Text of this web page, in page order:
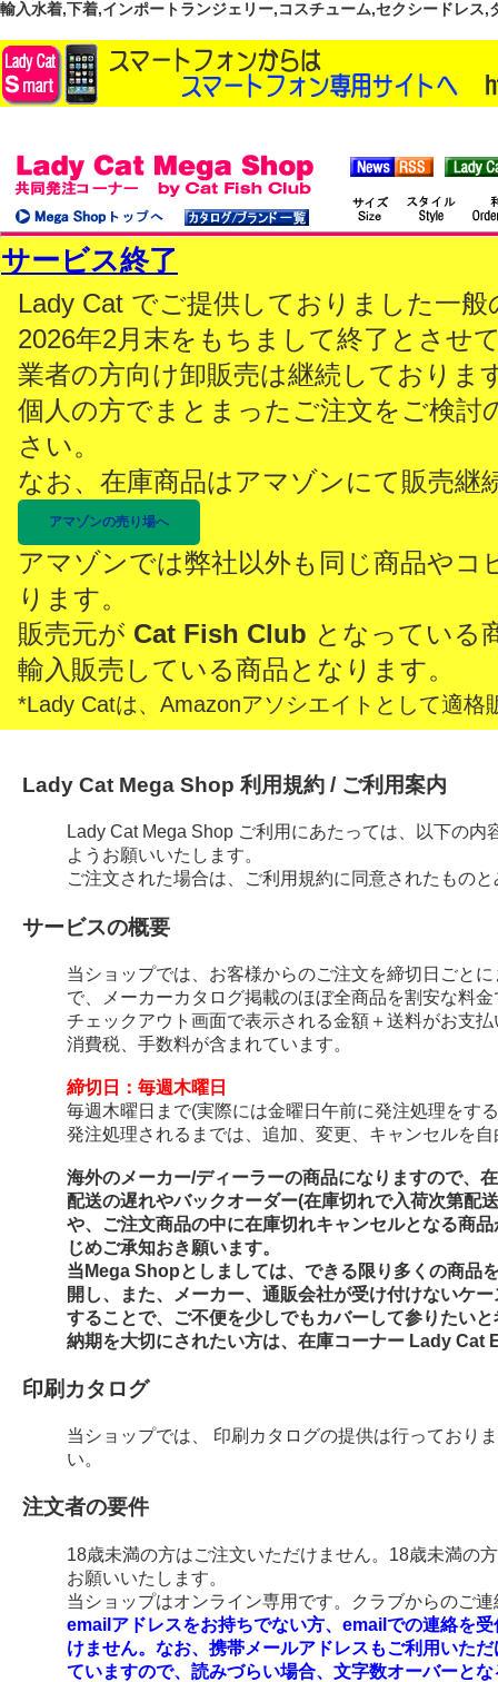
輸入水着,下着,インポートランジェリー,コスチューム,セクシードレス
サービス終了
Lady Cat でご提供しておりました一
2026年2月末をもちまして終了とさせ
業者の方向け卸販売は継続しておりま
個人の方でまとまったご注文をご検討
さい。
なお、在庫商品はアマゾンにて販売継
アマゾンの売り場へ
アマゾンでは弊社以外も同じ商品やコ
ります。
販売元が Cat Fish Club となっている
輸入販売している商品となります。
*Lady Catは、Amazonアソシエイトとして適格
Lady Cat Mega Shop 利用規約 / ご利用案内
Lady Cat Mega Shop ご利用にあたっては、以下の
ようお願いいたします。
ご注文された場合は、ご利用規約に同意されたもの
サービスの概要
当ショップでは、お客様からのご注文を締切日ごと
で、メーカーカタログ掲載のほぼ全商品を割安な料
チェックアウト画面で表示される金額＋送料がお支
消費税、手数料が含まれています。
締切日：毎週木曜日
毎週木曜日まで(実際には金曜日午前に発注処理をす
発注処理されるまでは、追加、変更、キャンセルを
海外のメーカー/ディーラーの商品になりますので、
配送の遅れやバックオーダー(在庫切れで入荷次第配
や、ご注文商品の中に在庫切れキャンセルとなる商
じめご承知おき願います。
当Mega Shopとしましては、できる限り多くの商品
開し、また、メーカー、通販会社が受け付けないケ
することで、ご不便を少しでもカバーして参りたい
納期を大切にされたい方は、在庫コーナー Lady Cat
印刷カタログ
当ショップでは、 印刷カタログの提供は行っており
い。
注文者の要件
18歳未満の方はご注文いただけません。18歳未満の
お願いいたします。
当ショップはオンライン専用です。クラブからのご
emailアドレスをお持ちでない方、emailでの連絡を
けません。なお、携帯メールアドレスもご利用いた
ていますので、読みづらい場合、文字数オーバーと